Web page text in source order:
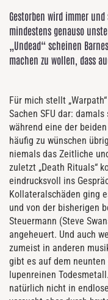
Gestorben wird immer
mindestens genauso
„Undead“ scheinen
machen zu wollen, dass
Für mich stellt
Sachen SFU dar:
während eine der
häufig zu wünschen
niemals das Zeitliche
zuletzt „Death Rituals“
eindrucksvoll ins
Kollateralschäden ging
und von der bisherigen
Steuermann (Steve
angeheuert. Und auch
zumeist in anderen
gibt es auf dem
lupenreinen
natürlich nicht in